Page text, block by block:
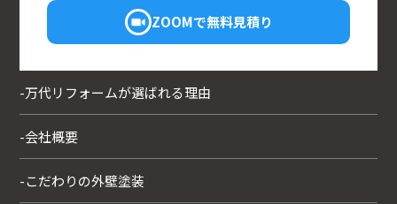
ZOOMで無料見積り
-万代リフォームが選ばれる理由
-会社概要
-こだわりの外壁塗装